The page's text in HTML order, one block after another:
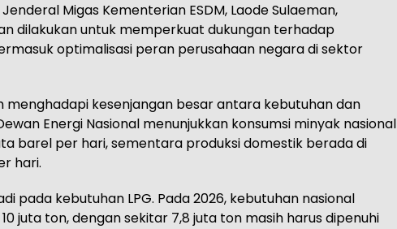
Migas Kementerian ESDM, Laode Sulaeman,
dilakukan untuk memperkuat dukungan terhadap
optimalisasi peran perusahaan negara di sektor
menghadapi kesenjangan besar antara kebutuhan dan
Energi Nasional menunjukkan konsumsi minyak nasional
barel per hari, sementara produksi domestik berada di
hari.
pada kebutuhan LPG. Pada 2026, kebutuhan nasional
juta ton, dengan sekitar 7,8 juta ton masih harus dipenuhi